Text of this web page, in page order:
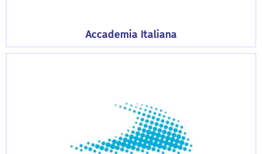
Accademia Italiana